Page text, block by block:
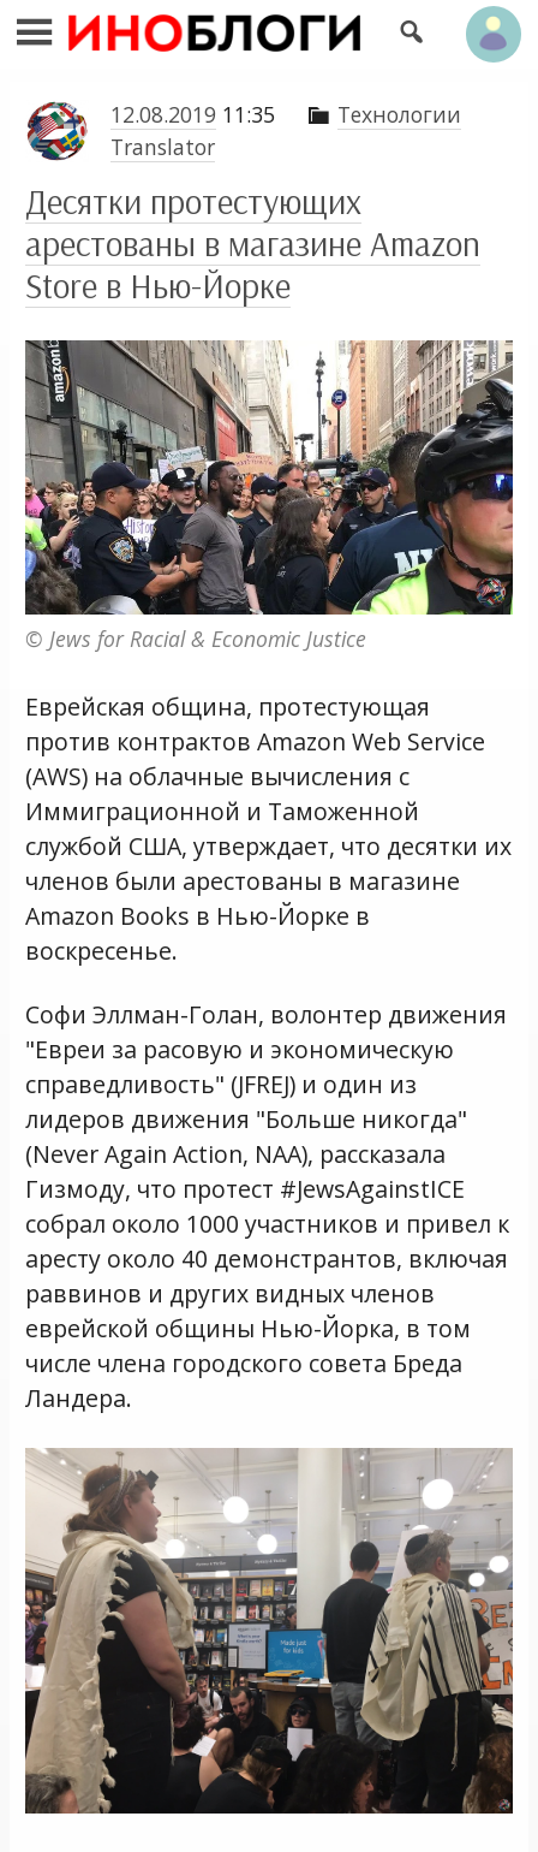
 
12.08.2019 11:35  Технологии
Translator
Десятки протестующих
арестованы в магазине Amazon
Store в Нью-Йорке
© Jews for Racial & Economic Justice
Еврейская община, протестующая
против контрактов Amazon Web Service
(AWS) на облачные вычисления с
Иммиграционной и Таможенной
службой США, утверждает, что десятки их
членов были арестованы в магазине
Amazon Books в Нью-Йорке в
воскресенье.
Софи Эллман-Голан, волонтер движения
"Евреи за расовую и экономическую
справедливость" (JFREJ) и один из
лидеров движения "Больше никогда"
(Never Again Action, NAA), рассказала
Гизмоду, что протест #JewsAgainstICE
собрал около 1000 участников и привел к
аресту около 40 демонстрантов, включая
раввинов и других видных членов
еврейской общины Нью-Йорка, в том
числе члена городского совета Бреда
Ландера.